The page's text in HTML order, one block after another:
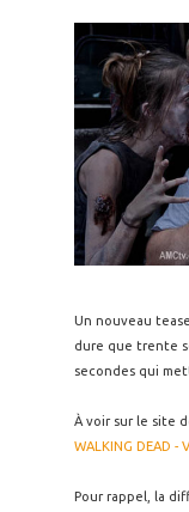
Un nouveau
dure que trente
secondes qui
À voir sur le site
WALKING DEAD -
Pour rappel, la